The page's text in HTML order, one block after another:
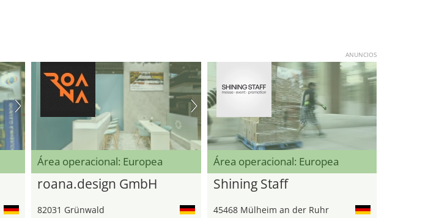
ANUNCIOS
Área operacional: Europea
roana.design GmbH
82031 Grünwald
Área operacional: Europea
Shining Staff
45468 Mülheim an der Ruhr